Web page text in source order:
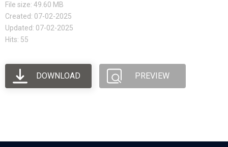
File size: 49.60 MB
Created: 07-02-2025
Updated: 07-02-2025
Hits: 55
DOWNLOAD PREVIEW